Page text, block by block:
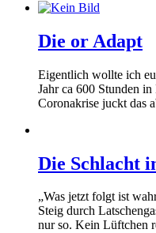
Die or Adapt
Eigentlich wollte ich
Jahr ca 600 Stunden
Coronakrise juckt das
Die Schlacht
„Was jetzt folgt ist
Steig durch
nur so. Kein Lüftchen